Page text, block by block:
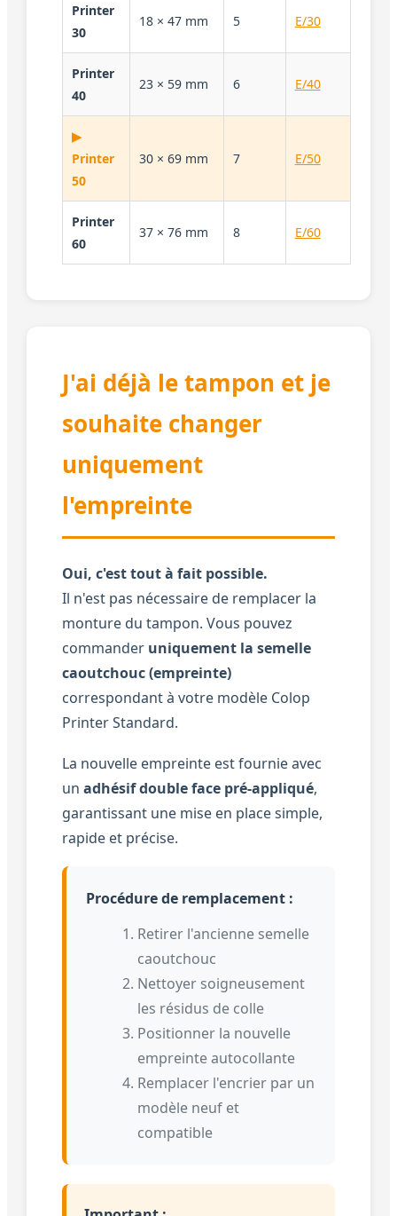
Printer
30
18 × 47 mm 5 E/30
Printer
40
23 × 59 mm 6 E/40
▶
Printer
50
30 × 69 mm 7 E/50
Printer
60
37 × 76 mm 8 E/60
J'ai déjà le tampon et je
souhaite changer
uniquement
l'empreinte
Oui, c'est tout à fait possible.
Il n'est pas nécessaire de remplacer la
monture du tampon. Vous pouvez
commander uniquement la semelle
caoutchouc (empreinte)
correspondant à votre modèle Colop
Printer Standard.
La nouvelle empreinte est fournie avec
un adhésif double face pré-appliqué,
garantissant une mise en place simple,
rapide et précise.
Procédure de remplacement :
Retirer l'ancienne semelle
caoutchouc
Nettoyer soigneusement
les résidus de colle
Positionner la nouvelle
empreinte autocollante
Remplacer l'encrier par un
modèle neuf et
compatible